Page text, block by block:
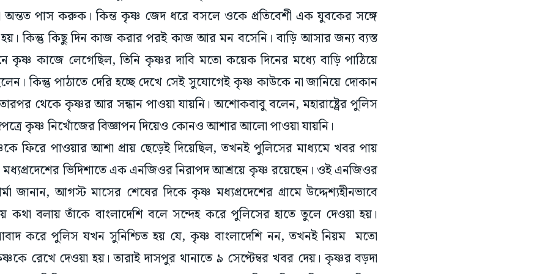
অন্তত পাস করুক। কিন্ত কৃষ্ণ জেদ ধরে বসলে ওকে প্রতিবেশী এক যুবকের সঙ্গে
হয়। কিন্তু কিছু দিন কাজ করার পরই কাজ আর মন বসেনি। বাড়ি আসার জন্য ব্যস্ত
কৃষ্ণ কাজে লেগেছিল, তিনি কৃষ্ণর দাবি মতো কয়েক দিনের মধ্যে বাড়ি পাঠিয়ে
কিন্তু পাঠাতে দেরি হচ্ছে দেখে সেই সুযোগেই কৃষ্ণ কাউকে না জানিয়ে দোকান
থেকে কৃষ্ণর আর সন্ধান পাওয়া যায়নি। অশোকবাবু বলেন, মহারাষ্ট্রের পুলিস
কৃষ্ণ নিখোঁজের বিজ্ঞাপন দিয়েও কোনও আশার আলো পাওয়া যায়নি।
ফিরে পাওয়ার আশা প্রায় ছেড়েই দিয়েছিল, তখনই পুলিসের মাধ্যমে খবর পায়
ভিদিশাতে এক এনজিওর নিরাপদ আশ্রয়ে কৃষ্ণ রয়েছেন। ওই এনজিওর
জানান, আগস্ট মাসের শেষের দিকে কৃষ্ণ মধ্যপ্রদেশের গ্রামে উদ্দেশ্যহীনভাবে
কথা বলায় তাঁকে বাংলাদেশি বলে সন্দেহ করে পুলিসের হাতে তুলে দেওয়া হয়।
করে পুলিস যখন সুনিশ্চিত হয় যে, কৃষ্ণ বাংলাদেশি নন, তখনই নিয়ম মতো
রেখে দেওয়া হয়। তারাই দাসপুর থানাতে ৯ সেপ্টেম্বর খবর দেয়। কৃষ্ণর বড়দা